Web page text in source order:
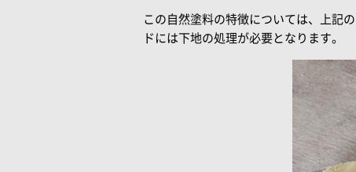
この自然塗料の特徴については、上記
ドには下地の処理が必要となります。